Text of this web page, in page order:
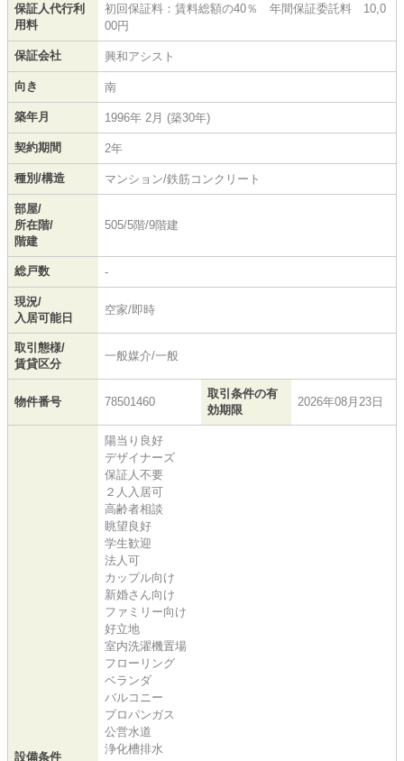
保証人代行利
用料
初回保証料：賃料総額の40％ 年間保証委託料 10,0
00円
保証会社 興和アシスト
向き 南
築年月 1996年 2月 (築30年)
契約期間 2年
種別/構造 マンション/鉄筋コンクリート
部屋/
所在階/
階建
505/5階/9階建
総戸数 -
現況/
入居可能日
空家/即時
取引態様/
賃貸区分
一般媒介/一般
物件番号 78501460
取引条件の有
効期限
2026年08月23日
設備条件
陽当り良好
デザイナーズ
保証人不要
２人入居可
高齢者相談
眺望良好
学生歓迎
法人可
カップル向け
新婚さん向け
ファミリー向け
好立地
室内洗濯機置場
フローリング
ベランダ
バルコニー
プロパンガス
公営水道
浄化槽排水